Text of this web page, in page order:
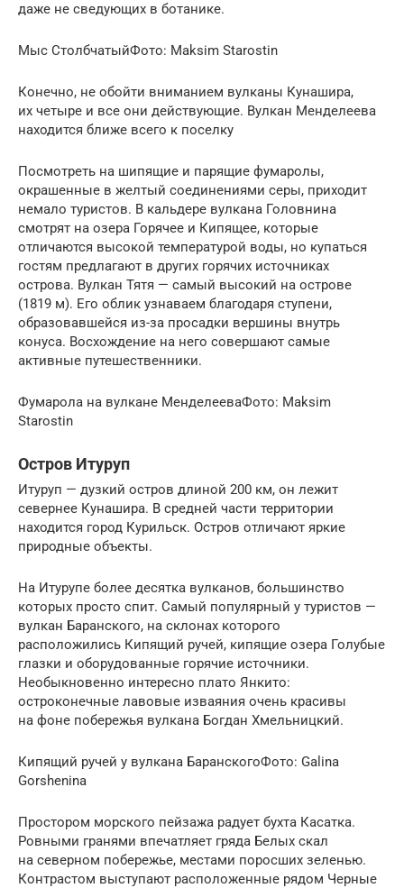
даже не сведующих в ботанике.
Мыс СтолбчатыйФото: Maksim Starostin
Конечно, не обойти вниманием вулканы Кунашира,
их четыре и все они действующие. Вулкан Менделеева
находится ближе всего к поселку
Посмотреть на шипящие и парящие фумаролы,
окрашенные в желтый соединениями серы, приходит
немало туристов. В кальдере вулкана Головнина
смотрят на озера Горячее и Кипящее, которые
отличаются высокой температурой воды, но купаться
гостям предлагают в других горячих источниках
острова. Вулкан Тятя — самый высокий на острове
(1819 м). Его облик узнаваем благодаря ступени,
образовавшейся из-за просадки вершины внутрь
конуса. Восхождение на него совершают самые
активные путешественники.
Фумарола на вулкане МенделееваФото: Maksim
Starostin
Остров Итуруп
Итуруп — дузкий остров длиной 200 км, он лежит
севернее Кунашира. В средней части территории
находится город Курильск. Остров отличают яркие
природные объекты.
На Итурупе более десятка вулканов, большинство
которых просто спит. Самый популярный у туристов —
вулкан Баранского, на склонах которого
расположились Кипящий ручей, кипящие озера Голубые
глазки и оборудованные горячие источники.
Необыкновенно интересно плато Янкито:
остроконечные лавовые изваяния очень красивы
на фоне побережья вулкана Богдан Хмельницкий.
Кипящий ручей у вулкана БаранскогоФото: Galina
Gorshenina
Простором морского пейзажа радует бухта Касатка.
Ровными гранями впечатляет гряда Белых скал
на северном побережье, местами поросших зеленью.
Контрастом выступают расположенные рядом Черные